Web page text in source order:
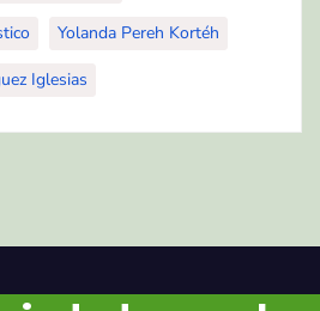
Yolanda Pereh Kortéh
Iglesias